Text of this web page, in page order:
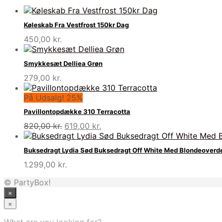
Køleskab Fra Vestfrost 150kr Dag
450,00 kr.
Smykkesæt Delliea Grøn
279,00 kr.
På Udsalg! 25%
Pavillontopdække 310 Terracotta
820,00kr. Den
oprindelige
pris
var:
820,00 kr..
619,00 kr.
aktuelle
pris
er:
Buksedragt Lydia Sød Buksedragt Off White Med
1.299,00 kr.
© PartyBox!
×
×